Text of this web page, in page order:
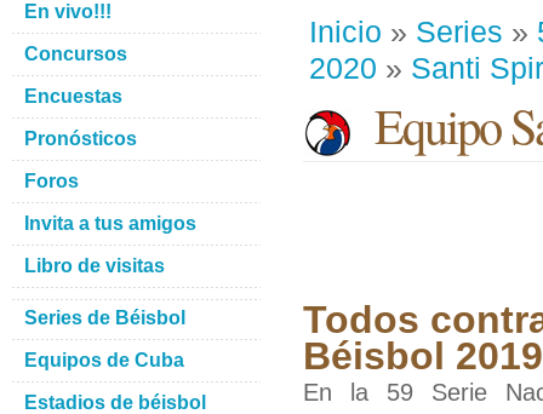
Inicio » Series »
2020 » Santi
Equipo
Todos
Béisbol
En la 59 Serie
En vivo!!!
Concursos
Encuestas
Pronósticos
Foros
Invita a tus amigos
Libro de visitas
Series de Béisbol
Equipos de Cuba
Estadios de béisbol